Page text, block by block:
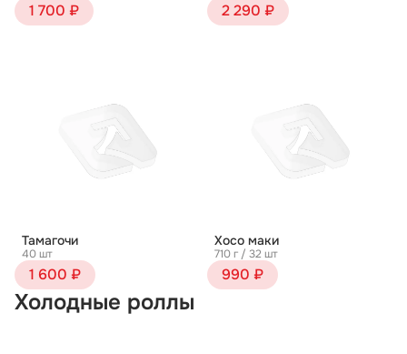
1 700 ₽ 2 290 ₽
Тамагочи
40 шт
1 600 ₽
Хосо маки
710 г / 32 шт
990 ₽
Холодные роллы